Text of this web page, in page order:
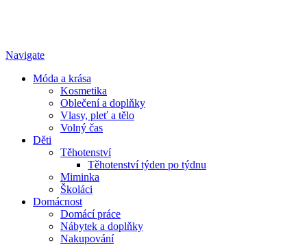
Navigate
Móda a krása
Kosmetika
Oblečení a doplňky
Vlasy, pleť a tělo
Volný čas
Děti
Těhotenství
Těhotenství týden po týdnu
Miminka
Školáci
Domácnost
Domácí práce
Nábytek a doplňky
Nakupování